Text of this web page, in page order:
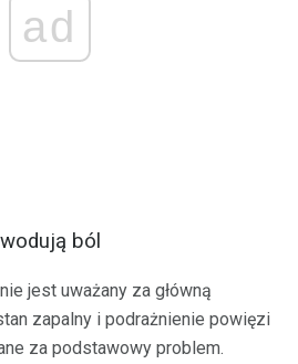
ad
ból
jest uważany za główną
zapalny i podrażnienie powięzi
za podstawowy problem.